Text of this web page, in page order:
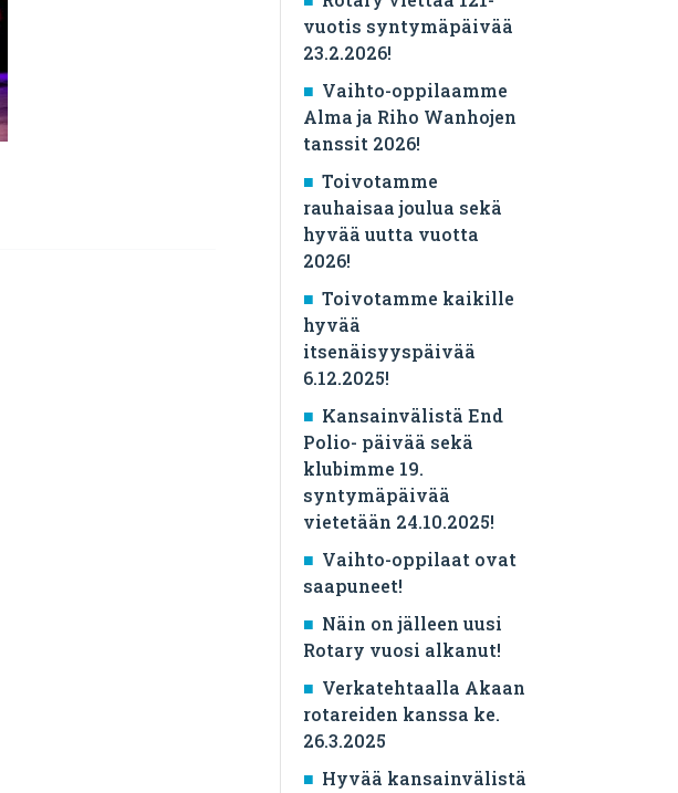
vuotis syntymäpäivää
23.2.2026!
Vaihto-oppilaamme
Alma ja Riho Wanhojen
tanssit 2026!
Toivotamme
rauhaisaa joulua sekä
hyvää uutta vuotta
2026!
Toivotamme kaikille
hyvää
itsenäisyyspäivää
6.12.2025!
Kansainvälistä End
Polio- päivää sekä
klubimme 19.
syntymäpäivää
vietetään 24.10.2025!
Vaihto-oppilaat ovat
saapuneet!
Näin on jälleen uusi
Rotary vuosi alkanut!
Verkatehtaalla Akaan
rotareiden kanssa ke.
26.3.2025
Hyvää kansainvälistä